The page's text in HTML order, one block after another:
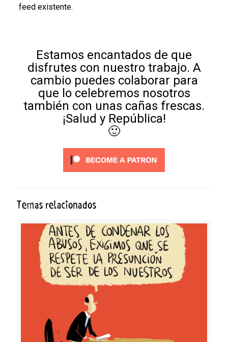
feed existente.
Estamos encantados de que
disfrutes con nuestro trabajo. A
cambio puedes colaborar para
que lo celebremos nosotros
también con unas cañas frescas.
¡Salud y República!
🙂
Temas relacionados